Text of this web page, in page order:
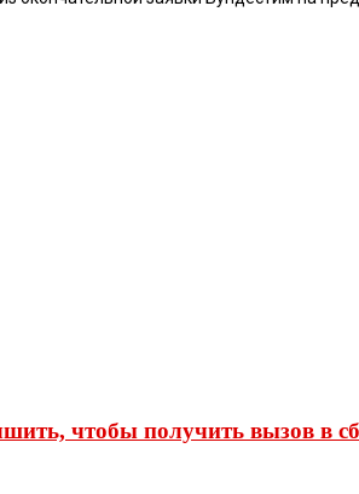
чтобы получить вызов в